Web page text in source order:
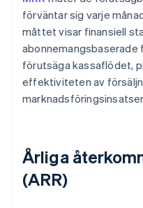
förväntar sig varje
måttet visar finansiell
förutsäga kassaflödet,
effektiviteten av
Årliga
(ARR)